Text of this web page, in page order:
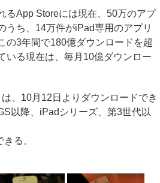
App Storeには現在、50万のアプ
うち、14万件がiPad専用のアプリ
の3年間で180億ダウンロードを超
いる現在は、毎月10億ダウンロー
、10月12日よりダウンロードでき
以降、iPadシリーズ、第3世代以
る。